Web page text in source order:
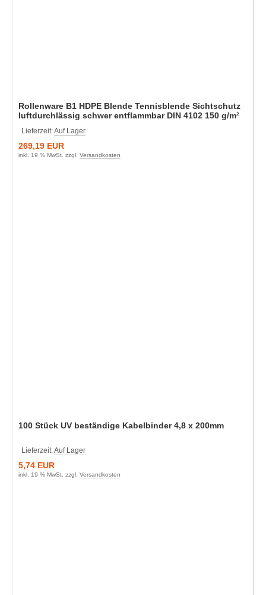
Rollenware B1 HDPE Blende Tennisblende Sichtschutz
luftdurchlässig schwer entflammbar DIN 4102 150 g/m²
Lieferzeit:Auf Lager
269,19 EUR
inkl. 19 % MwSt. zzgl. Versandkosten
100 Stück UV beständige Kabelbinder 4,8 x 200mm
Lieferzeit:Auf Lager
5,74 EUR
inkl. 19 % MwSt. zzgl. Versandkosten